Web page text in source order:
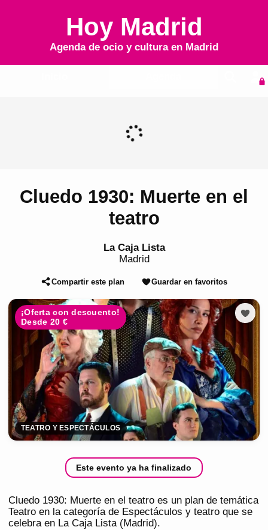
Hoy Madrid
Agenda de ocio y cultura en Madrid
Cluedo 1930: Muerte en el
teatro
La Caja Lista
Madrid
Compartir este plan Guardar en favoritos
¡Oferta con descuento!
Desde 20 €
TEATRO Y ESPECTÁCULOS
Este evento ya ha finalizado
Cluedo 1930: Muerte en el teatro es un plan de temática
Teatro en la categoría de Espectáculos y teatro que se
celebra en La Caja Lista (Madrid).